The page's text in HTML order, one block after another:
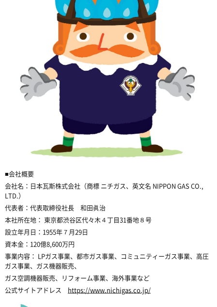
■会社概要
会社名：日本瓦斯株式会社（商標 ニチガス、英文名 NIPPON GAS CO.,
LTD.）
代表者：代表取締役社長 和田眞治
本社所在地： 東京都渋谷区代々木４丁目31番地８号
設立年月日：1955年７月29日
資本金：120億8,600万円
事業内容： LPガス事業、都市ガス事業、コミュニティーガス事業、高圧
ガス事業、ガス機器販売、
ガス空調機器販売、リフォーム事業、海外事業など
公式サイトアドレス https://www.nichigas.co.jp/